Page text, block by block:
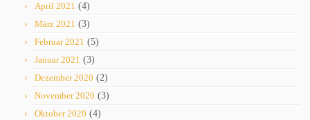
April 2021 (4)
März 2021 (3)
Februar 2021 (5)
Januar 2021 (3)
Dezember 2020 (2)
November 2020 (3)
Oktober 2020 (4)